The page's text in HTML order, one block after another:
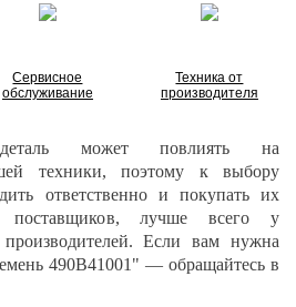
Сервисное
обслуживание
Техника от
производителя
может повлиять на
техники, поэтому к выбору
ответственно и покупать их
лучше всего у
Если вам нужна
490B41001" — обращайтесь в